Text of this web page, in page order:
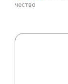
чест­во